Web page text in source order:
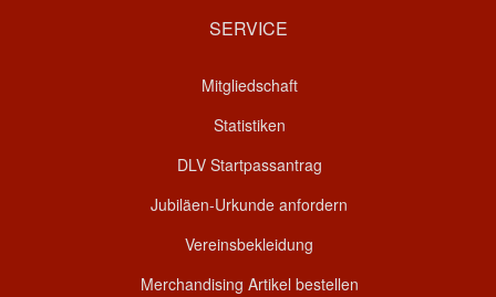
SERVICE
Mitgliedschaft
Statistiken
DLV Startpassantrag
Jubiläen-Urkunde anfordern
Vereinsbekleidung
Merchandising Artikel bestellen